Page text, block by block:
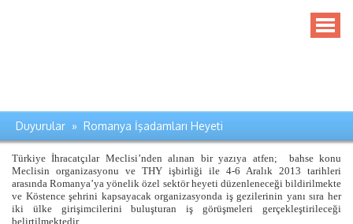
Duyurular » Romanya İşadamları Heyeti
Türkiye İhracatçılar Meclisi’nden alınan bir yazıya atfen; bahse konu
Meclisin organizasyonu ve THY işbirliği ile 4-6 Aralık 2013 tarihleri
arasında Romanya’ya yönelik özel sektör heyeti düzenleneceği bildirilmekte
ve Köstence şehrini kapsayacak organizasyonda iş gezilerinin yanı sıra her
iki ülke girişimcilerini buluşturan iş görüşmeleri gerçekleştirileceği
belirtilmektedir.